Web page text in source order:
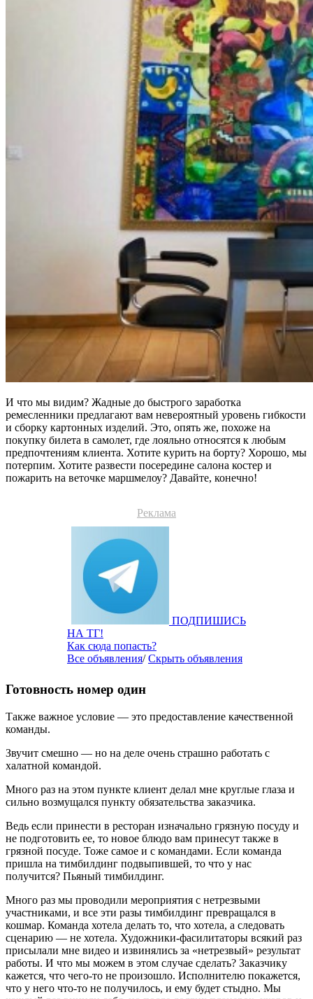
И что мы видим? Жадные до быстрого заработка
ремесленники предлагают вам невероятный уровень гибкости
и сборку картонных изделий. Это, опять же, похоже на
покупку билета в самолет, где лояльно относятся к любым
предпочтениям клиента. Хотите курить на борту? Хорошо, мы
потерпим. Хотите развести посередине салона костер и
пожарить на веточке маршмелоу? Давайте, конечно!
Реклама
ПОДПИШИСЬ
НА ТГ!
Как сюда попасть?
Все объявления/Скрыть объявления
Готовность номер один
Также важное условие — это предоставление качественной
команды.
Звучит смешно — но на деле очень страшно работать с
халатной командой.
Много раз на этом пункте клиент делал мне круглые глаза и
сильно возмущался пункту обязательства заказчика.
Ведь если принести в ресторан изначально грязную посуду и
не подготовить ее, то новое блюдо вам принесут также в
грязной посуде. Тоже самое и с командами. Если команда
пришла на тимбилдинг подвыпившей, то что у нас
получится? Пьяный тимбилдинг.
Много раз мы проводили мероприятия с нетрезвыми
участниками, и все эти разы тимбилдинг превращался в
кошмар. Команда хотела делать то, что хотела, а следовать
сценарию — не хотела. Художники-фасилитаторы всякий раз
присылали мне видео и извинялись за «нетрезвый» результат
работы. И что мы можем в этом случае сделать? Заказчику
кажется, что чего-то не произошло. Исполнителю покажется,
что у него что-то не получилось, и ему будет стыдно. Мы